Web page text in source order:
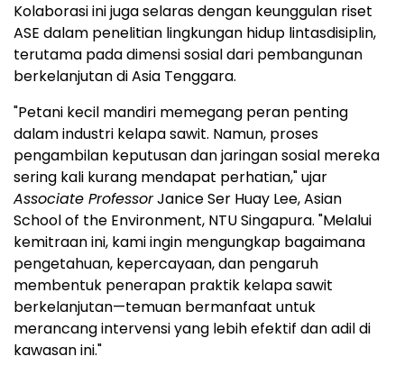
Kolaborasi ini juga selaras dengan keunggulan riset
ASE dalam penelitian lingkungan hidup lintasdisiplin,
terutama pada dimensi sosial dari pembangunan
berkelanjutan di Asia Tenggara.
"Petani kecil mandiri memegang peran penting
dalam industri kelapa sawit. Namun, proses
pengambilan keputusan dan jaringan sosial mereka
sering kali kurang mendapat perhatian," ujar
Associate ProfessorJanice Ser Huay Lee, Asian
School of the Environment, NTU Singapura. "Melalui
kemitraan ini, kami ingin mengungkap bagaimana
pengetahuan, kepercayaan, dan pengaruh
membentuk penerapan praktik kelapa sawit
berkelanjutan—temuan bermanfaat untuk
merancang intervensi yang lebih efektif dan adil di
kawasan ini."